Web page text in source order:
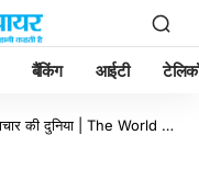
बैंकिंग आईटी
The Industrial Empire - उद्योग, व्यापार और नवाचार की दुनिया | The World of Industry, Business & Innovation